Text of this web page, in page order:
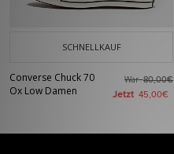
SCHNELLKAUF
Converse Chuck 70
Ox Low Damen
War80,00€
Jetzt 45,00€